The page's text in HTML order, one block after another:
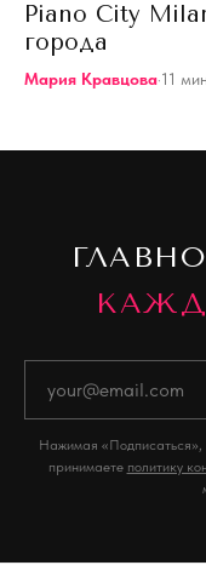
Piano City
города
Мария Кравцова·11
Нажимая «Подписаться»,
принимаете политику